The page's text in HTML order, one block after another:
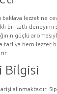
baklava lezzetine
bir tatlı deneyimi
güçlü
tatlıya hem lezzet
Bilgisi
alınmaktadır.